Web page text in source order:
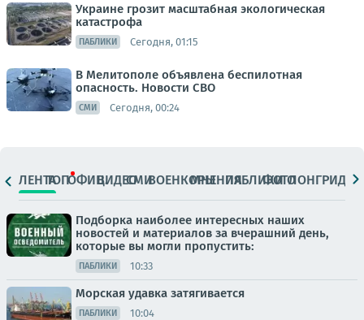
Украине грозит масштабная экологическая
катастрофа
ПАБЛИКИ Сегодня, 01:15
В Мелитополе объявлена беспилотная
опасность. Новости СВО
СМИ Сегодня, 00:24
ЛЕНТАТОПОФИЦ.ВИДЕОСМИВОЕНКОРЫМНЕНИЯПАБЛИКИ
ФОТОЛОНГРИДЫ
Подборка наиболее интересных наших
новостей и материалов за вчерашний день,
которые вы могли пропустить:
ПАБЛИКИ 10:33
Морская удавка затягивается
ПАБЛИКИ 10:04